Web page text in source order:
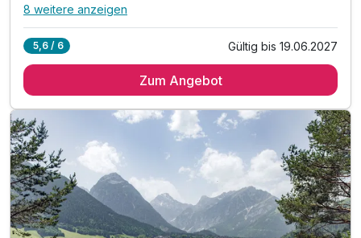
Alle Inklusivleistungen
inkl. Achensee-Card ***
inkl. Ermäßigung Karwendel Bergbahn***
inkl. Nutzung Regio Busse***
Tipp: Brötchenservice auf Bestellung
Tipp: Wanderung durch die Wolfsklamm
Tipp: Wanderung ins Vomper Loch
Tipp: Schwazer Knappensteig
8 weitere anzeigen
5,6 / 6 Gültig bis 19.06.2027
Zum Angebot